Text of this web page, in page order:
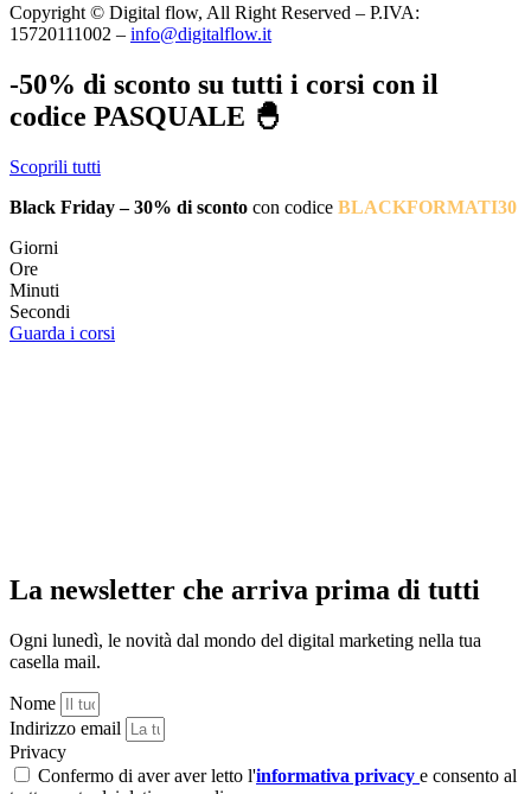
Copyright © Digital flow, All Right Reserved – P.IVA:
15720111002 – info@digitalflow.it
-50% di sconto su tutti i corsi con il
codice PASQUALE 🐣
Scoprili tutti
Black Friday – 30% di sconto con codice BLACKFORMATI30
Giorni
Ore
Minuti
Secondi
Guarda i corsi
La newsletter che arriva prima di tutti
Ogni lunedì, le novità dal mondo del digital marketing nella tua
casella mail.
Nome
Indirizzo email
Privacy
Confermo di aver aver letto l'informativa privacy e consento al